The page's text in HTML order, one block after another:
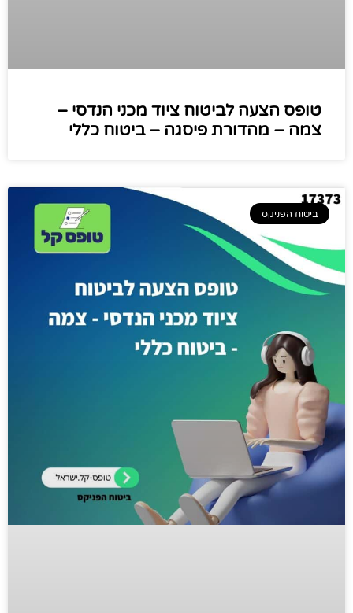
טופס הצעה לביטוח ציוד מכני הנדסי –
צמה – מהדורת פיסגה – ביטוח כללי
ביטוח הפניקס